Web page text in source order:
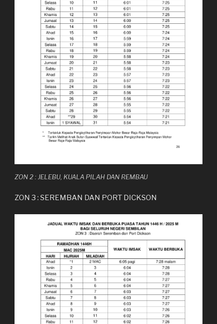
ZON 2 : JELEBU, KUALA PILAH DAN REMBAU
ZON 3 : SEREMBAN DAN PORT DICKSON